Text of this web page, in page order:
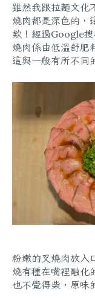
雖然我跟拉麵文化
燒肉都是深色的，
欸！經過Google
燒肉係由低溫舒肥
這與一般有所不同
粉嫩的叉燒肉放入
燒有種在嘴裡融化
也不覺得柴，原味